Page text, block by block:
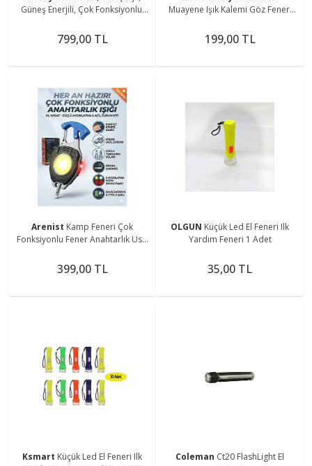
Güneş Enerjili, Çok Fonksiyonlu,
Kamp Feneri
799,00 TL
Muayene Işık Kalemi Göz Feneri
Kalemi Penlight
199,00 TL
Arenist Kamp Feneri Çok
Fonksiyonlu Fener Anahtarlık Usb
Tornavida Açacak
399,00 TL
OLGUN Küçük Led El Feneri Ilk
Yardım Feneri 1 Adet
35,00 TL
Ksmart Küçük Led El Feneri Ilk
Coleman Ct20 FlashLight El